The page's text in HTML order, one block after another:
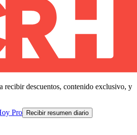
recibir descuentos, contenido exclusivo, y
Pro Recibir resumen diario